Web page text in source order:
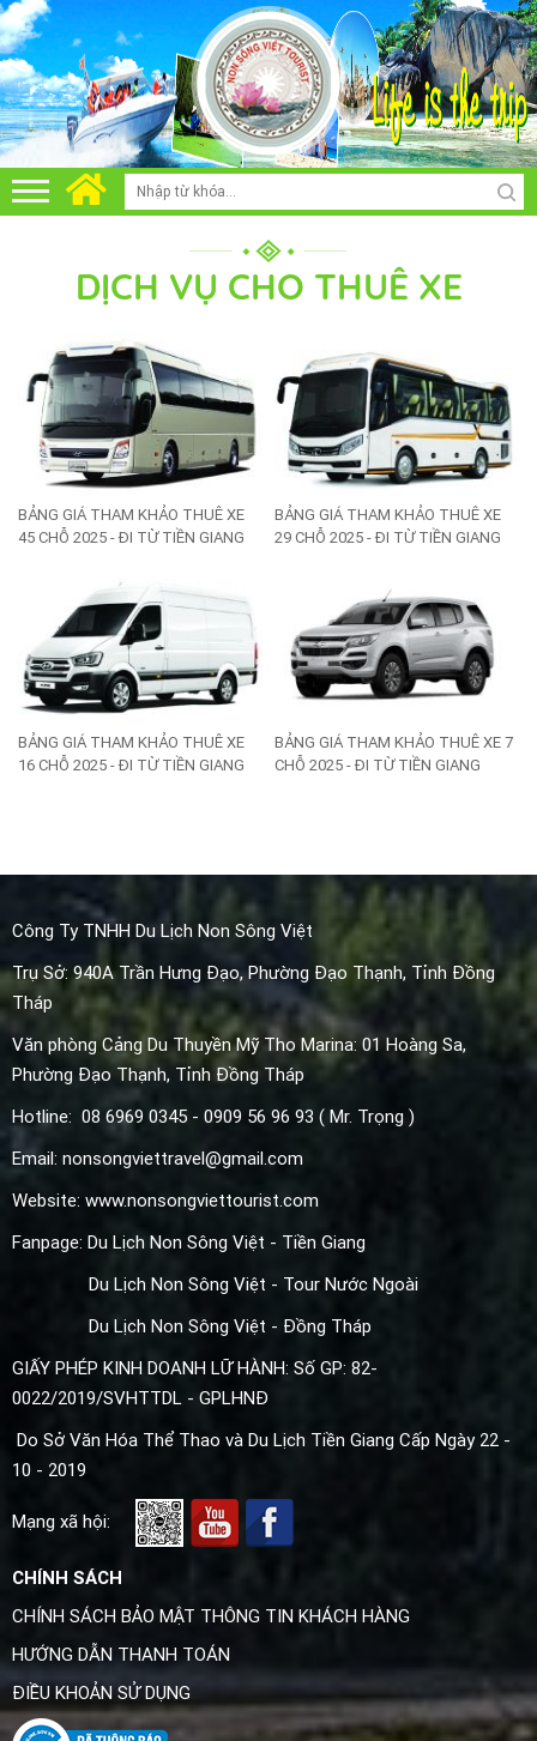
DỊCH VỤ CHO THUÊ XE
BẢNG GIÁ THAM KHẢO THUÊ XE
45 CHỖ 2025 - ĐI TỪ TIỀN GIANG
BẢNG GIÁ THAM KHẢO THUÊ XE
29 CHỖ 2025 - ĐI TỪ TIỀN GIANG
BẢNG GIÁ THAM KHẢO THUÊ XE
16 CHỖ 2025 - ĐI TỪ TIỀN GIANG
BẢNG GIÁ THAM KHẢO THUÊ XE 7
CHỖ 2025 - ĐI TỪ TIỀN GIANG
Công Ty TNHH Du Lịch Non Sông Việt
Trụ Sở: 940A Trần Hưng Đạo, Phường Đạo Thạnh, Tỉnh Đồng
Tháp
Văn phòng Cảng Du Thuyền Mỹ Tho Marina: 01 Hoàng Sa,
Phường Đạo Thạnh, Tỉnh Đồng Tháp
Hotline: 08 6969 0345 - 0909 56 96 93 ( Mr. Trọng )
Email: nonsongviettravel@gmail.com
Website: www.nonsongviettourist.com
Fanpage: Du Lịch Non Sông Việt - Tiền Giang
Du Lịch Non Sông Việt - Tour Nước Ngoài
Du Lịch Non Sông Việt - Đồng Tháp
GIẤY PHÉP KINH DOANH LỮ HÀNH: Số GP: 82-
0022/2019/SVHTTDL - GPLHNĐ
Do Sở Văn Hóa Thể Thao và Du Lịch Tiền Giang Cấp Ngày 22 -
10 - 2019
Mạng xã hội:
CHÍNH SÁCH
CHÍNH SÁCH BẢO MẬT THÔNG TIN KHÁCH HÀNG
HƯỚNG DẪN THANH TOÁN
ĐIỀU KHOẢN SỬ DỤNG